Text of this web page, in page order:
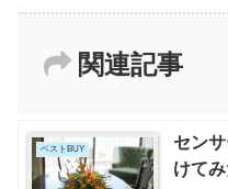
関連記事
ベストBUY
セン
けて